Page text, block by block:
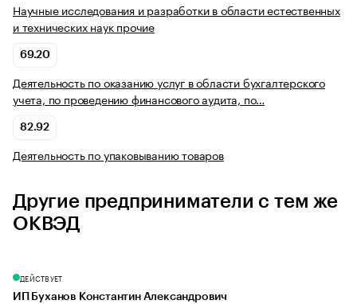
Научные исследования и разработки в области естественных
и технических наук прочие
69.20
Деятельность по оказанию услуг в области бухгалтерского
учета, по проведению финансового аудита, по…
82.92
Деятельность по упаковыванию товаров
Другие предприниматели с тем же
ОКВЭД
ДЕЙСТВУЕТ
ИП Буханов Константин Александрович